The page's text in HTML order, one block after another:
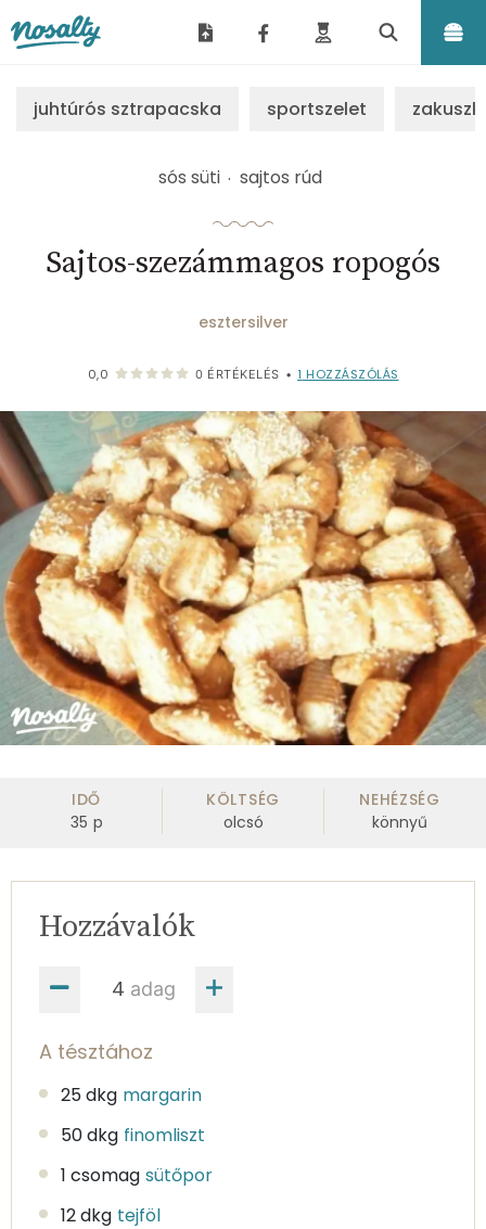
juhtúrós sztrapacska sportszelet
sós süti sajtos rúd
Sajtos-szezámmagos ropogós
esztersilver
0,0 0 ÉRTÉKELÉS • 1 HOZZÁSZÓLÁS
IDŐ
35 p
KÖLTSÉG
olcsó
NEHÉZSÉG
könnyű
adag
Hozzávalók
A tésztához
25 dkg margarin
50 dkg finomliszt
1 csomag sütőpor
12 dkg tejföl